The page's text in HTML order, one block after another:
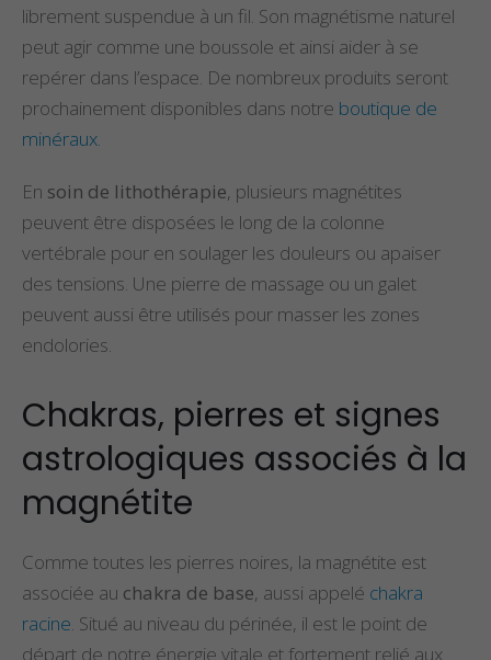
librement suspendue à un fil. Son magnétisme naturel
peut agir comme une boussole et ainsi aider à se
repérer dans l’espace. De nombreux produits seront
prochainement disponibles dans notre boutique de
minéraux.
En soin de lithothérapie, plusieurs magnétites
peuvent être disposées le long de la colonne
vertébrale pour en soulager les douleurs ou apaiser
des tensions. Une pierre de massage ou un galet
peuvent aussi être utilisés pour masser les zones
endolories.
Chakras, pierres et signes
astrologiques associés à la
magnétite
Comme toutes les pierres noires, la magnétite est
associée au chakra de base, aussi appelé chakra
racine. Situé au niveau du périnée, il est le point de
départ de notre énergie vitale et fortement relié aux